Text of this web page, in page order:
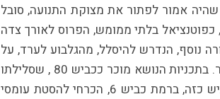
עמוסים במשך רוב שעות היום. בשעות העומס, גם כביש 6 שהיה אמור לפתור את מצוקת התנועה, סובל
בלתי ממומש, הפרוס לאורך צדה
נוסף, הנדרש להיסלל, מהגלבוע לערד, על
בסיס ציר אלון, בתווך האמצעי בין בקעת הירדן לשדרת ההר. בתכניות הנושא מוכר ככביש 80 , שסלילתו
ממישור אדומים לערד, עוכבה עד כה מסיבות מדיניות. כביש כזה, ברמת כביש 6, הכרחי להסטת עומסי